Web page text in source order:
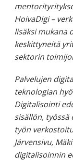
HoivaDigi –
lisäksi mukana
keskittyneitä
sektorin
Palvelujen
teknologian
Digitalisointi
sisällön, työssä
työn
Järvensivu,
digitalisoinnin